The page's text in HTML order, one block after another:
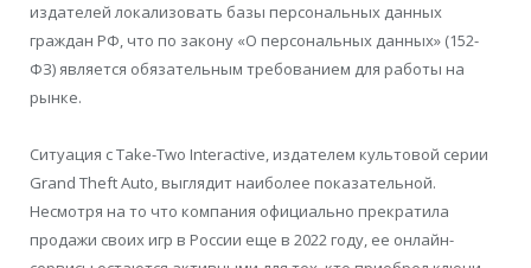
издателей локализовать базы персональных данных
граждан РФ, что по закону «О персональных данных» (152-
ФЗ) является обязательным требованием для работы на
рынке.
Ситуация с Take-Two Interactive, издателем культовой серии
Grand Theft Auto, выглядит наиболее показательной.
Несмотря на то что компания официально прекратила
продажи своих игр в России еще в 2022 году, ее онлайн-